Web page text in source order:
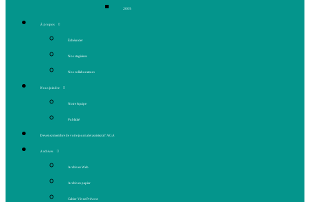
2005
À propos
Échéancier
Nos stagiaires
Nos collaborateurs
Nous joindre
Notre équipe
Publicité
Devenez membre de votre journal et assistez à l’AGA
Archives
Archives Web
Archives papier
Cahier Vivez Prévost